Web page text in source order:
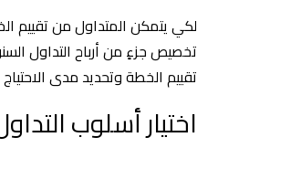
لكي يتمكن المتداول من تقييم
تخصيص جزءٍ من أرباح التداول
تقييم الخطة وتحديد مدى
اختيار أسلوب